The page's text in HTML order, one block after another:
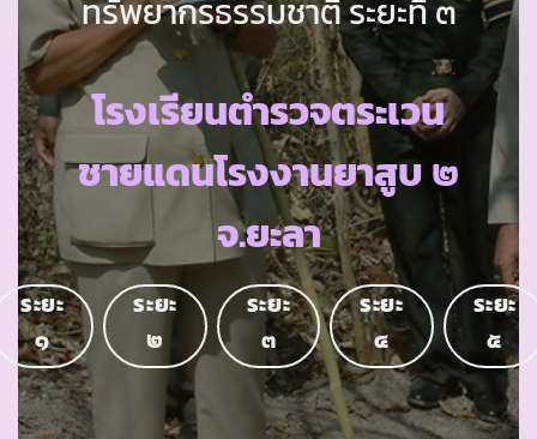
ทรัพยากรธรรมชาติ ระยะที่ ๓
โรงเรียนตำรวจตระเวน
ชายแดนโรงงานยาสูบ ๒
จ.ยะลา
ระยะ
๑
ระยะ
๒
ระยะ
๓
ระยะ
๔
ระยะ
๕